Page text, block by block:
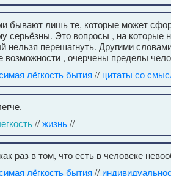
бывают лишь те, которые может
серьёзны. Это вопросы , на которые
нельзя перешагнуть. Другими
возможности , очерчены пределы
лёгкость бытия // цитаты со
//жизнь//
раз в том, что есть в человеке
лёгкость бытия //